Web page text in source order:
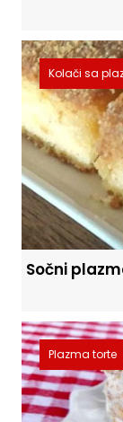
Kolači sa
Sočni
Plazma torte